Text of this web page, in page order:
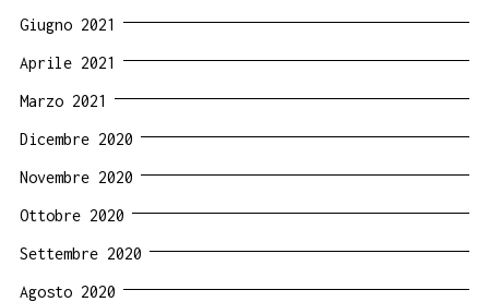
Giugno 2021
Aprile 2021
Marzo 2021
Dicembre 2020
Novembre 2020
Ottobre 2020
Settembre 2020
Agosto 2020